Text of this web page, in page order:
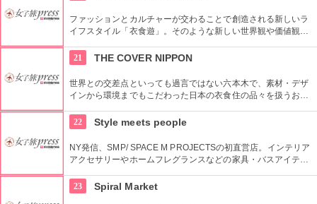
ファッションとカルチャーが交わることで創造される新しいラ
イフスタイル「衣食遊」。そのような新しい世界観や価値観を
ど幅広い商品を扱っている。
21 THE COVER NIPPON
世界との交差点といっても過言ではない六本木で、素材・デザ
インから環境までもこだわった日本の衣食住の品々を扱うお
を感じてみよう！
22 Style meets people
NY発信、SMP/ SPACE M PROJECTSの初直営店。インテリア
アクセサリーやホームフレグランスなどの家具・バスアイテム
デザインはデザイナーやアーティストに頼むことによって洗練
されたものとなっている。
23 Spiral Market